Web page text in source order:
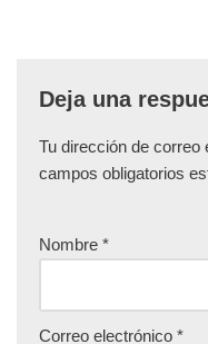
Deja una
Tu dirección de correo
campos obligatorios
Nombre *
Correo electrónico *